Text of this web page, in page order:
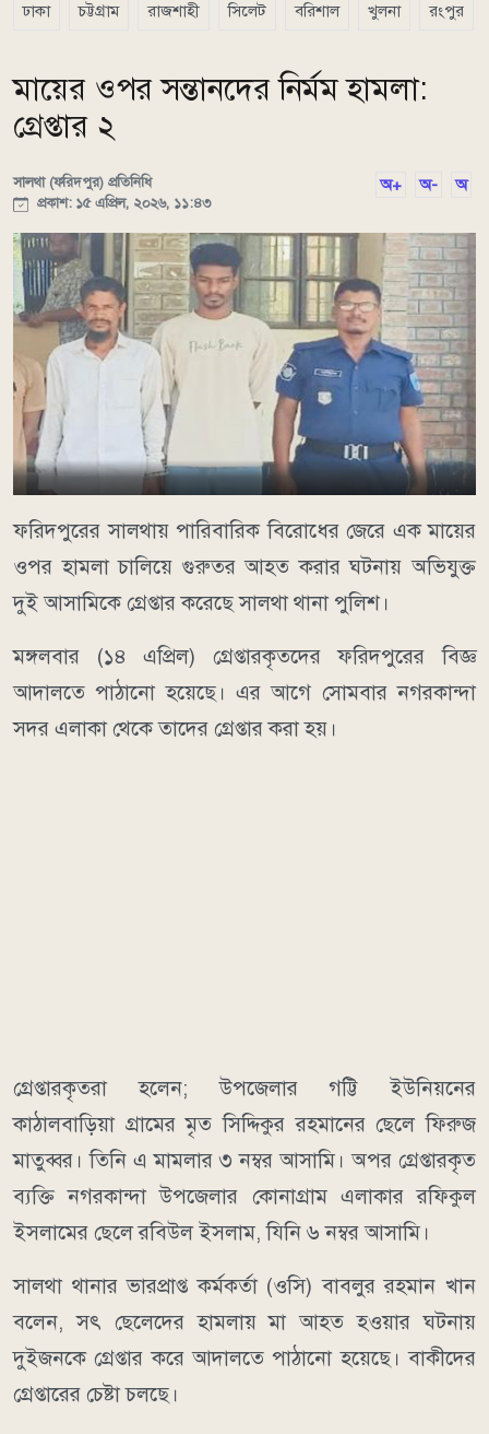
ঢাকা চট্টগ্রাম রাজশাহী সিলেট বরিশাল খুলনা রংপুর
মায়ের ওপর সন্তানদের নির্মম হামলা:
গ্রেপ্তার ২
সালথা (ফরিদপুর) প্রতিনিধি
প্রকাশ: ১৫ এপ্রিল, ২০২৬, ১১:৪৩
অ+ অ- অ
ফরিদপুরের সালথায় পারিবারিক বিরোধের জেরে এক মায়ের
ওপর হামলা চালিয়ে গুরুতর আহত করার ঘটনায় অভিযুক্ত
দুই আসামিকে গ্রেপ্তার করেছে সালথা থানা পুলিশ।
মঙ্গলবার (১৪ এপ্রিল) গ্রেপ্তারকৃতদের ফরিদপুরের বিজ্ঞ
আদালতে পাঠানো হয়েছে। এর আগে সোমবার নগরকান্দা
সদর এলাকা থেকে তাদের গ্রেপ্তার করা হয়।
গ্রেপ্তারকৃতরা হলেন; উপজেলার গট্টি ইউনিয়নের
কাঠালবাড়িয়া গ্রামের মৃত সিদ্দিকুর রহমানের ছেলে ফিরুজ
মাতুব্বর। তিনি এ মামলার ৩ নম্বর আসামি। অপর গ্রেপ্তারকৃত
ব্যক্তি নগরকান্দা উপজেলার কোনাগ্রাম এলাকার রফিকুল
ইসলামের ছেলে রবিউল ইসলাম, যিনি ৬ নম্বর আসামি।
সালথা থানার ভারপ্রাপ্ত কর্মকর্তা (ওসি) বাবলুর রহমান খান
বলেন, সৎ ছেলেদের হামলায় মা আহত হওয়ার ঘটনায়
দুইজনকে গ্রেপ্তার করে আদালতে পাঠানো হয়েছে। বাকীদের
গ্রেপ্তারের চেষ্টা চলছে।